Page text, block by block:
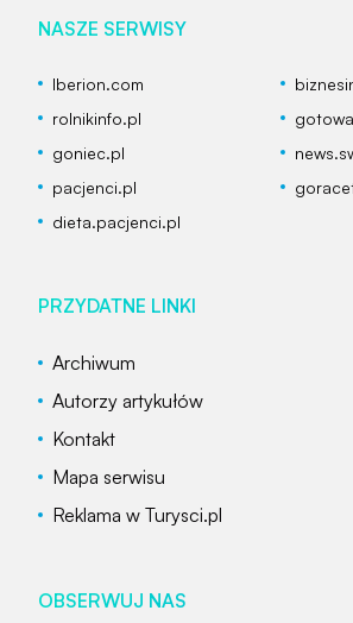
NASZE SERWISY
Iberion.com
rolnikinfo.pl
goniec.pl
pacjenci.pl
dieta.pacjenci.pl
PRZYDATNE LINKI
Archiwum
Autorzy artykułów
Kontakt
Mapa serwisu
Reklama w Turysci.pl
OBSERWUJ NAS